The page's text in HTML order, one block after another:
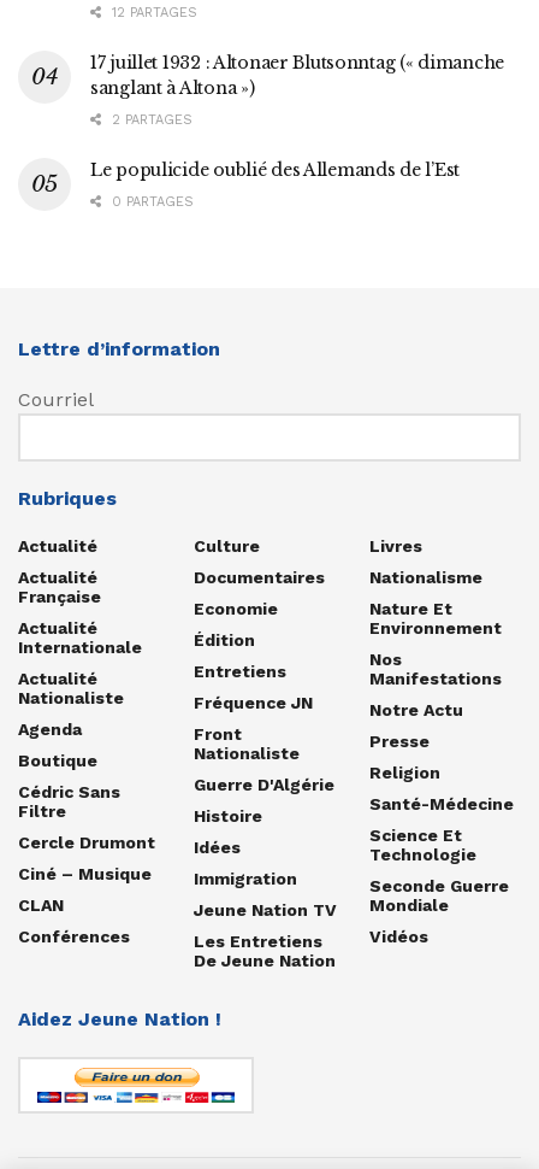
12 PARTAGES
17 juillet 1932 : Altonaer Blutsonntag (« dimanche
sanglant à Altona »)
2 PARTAGES
Le populicide oublié des Allemands de l’Est
0 PARTAGES
Lettre d’information
Courriel
Rubriques
Actualité
Actualité
Française
Actualité
Internationale
Actualité
Nationaliste
Agenda
Boutique
Cédric Sans
Filtre
Cercle Drumont
Ciné – Musique
CLAN
Conférences
Culture
Documentaires
Economie
Édition
Entretiens
Fréquence JN
Front
Nationaliste
Guerre D'Algérie
Histoire
Idées
Immigration
Jeune Nation TV
Les Entretiens
De Jeune Nation
Livres
Nationalisme
Nature Et
Environnement
Nos
Manifestations
Notre Actu
Presse
Religion
Santé-Médecine
Science Et
Technologie
Seconde Guerre
Mondiale
Vidéos
Aidez Jeune Nation !